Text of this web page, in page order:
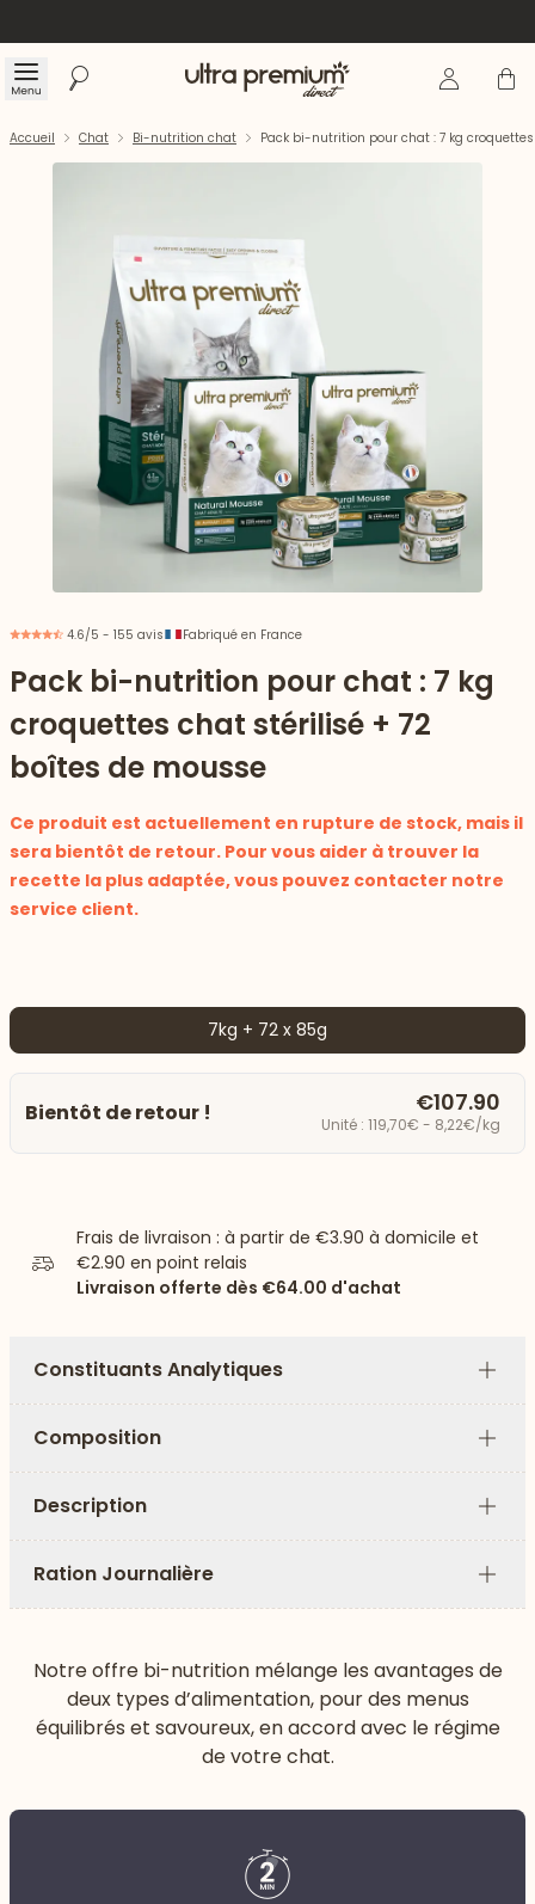
Menu Rechercher Accueil Se Panier
Accueil Chat Bi-nutrition chat Pack bi-nutrition pour chat : 7 kg
4.6/5 - 155 avis Fabriqué en France
Pack bi-nutrition pour chat : 7 kg
croquettes chat stérilisé + 72
boîtes de mousse
Ce produit est actuellement en rupture de stock, mais il
sera bientôt de retour. Pour vous aider à trouver la
recette la plus adaptée, vous pouvez contacter notre
service client.
7kg + 72 x 85g
Bientôt de retour ! €107.90
Unité : 119,70€ - 8,22€/kg
Frais de livraison : à partir de €3.90 à domicile et
€2.90 en point relais
Livraison offerte dès €64.00 d'achat
Constituants Analytiques
Plus
Composition
Plus
Description
Plus
Ration Journalière
Plus
Notre offre bi-nutrition mélange les avantages de
deux types d’alimentation, pour des menus
équilibrés et savoureux, en accord avec le régime
de votre chat.